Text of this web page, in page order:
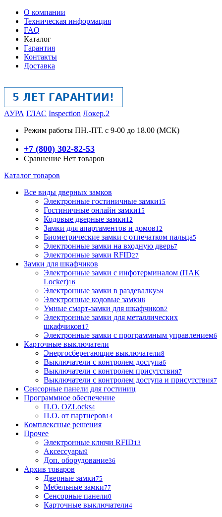
О компании
Техническая информация
FAQ
Каталог
Гарантия
Контакты
Доставка
АУРА ГЛАС Inspection Локер.2
Режим работы ПН.-ПТ. с 9-00 до 18.00 (МСК)
+7 (800) 302-82-53
Сравнение Нет товаров
Каталог товаров
Все виды дверных замков
Электронные гостиничные замки15
Гостиничные онлайн замки15
Кодовые дверные замки12
Замки для апартаментов и домов12
Биометрические замки с отпечатком пальца5
Электронные замки на входную дверь7
Электронные замки RFID27
Замки для шкафчиков
Электронные замки с инфотерминалом (ПАК
Locker)16
Электронные замки в раздевалку59
Электронные кодовые замки8
Умные смарт-замки для шкафчиков2
Электронные замки для металлических
шкафчиков17
Электронные замки с программным управлением6
Карточные выключатели
Энергосберегающие выключатели8
Выключатели с контролем доступа6
Выключатели с контролем присутствия7
Выключатели с контролем доступа и присутствия7
Сенсорные панели для гостиниц
Программное обеспечение
П.О. OZLocks4
П.О. от партнеров14
Комплексные решения
Прочее
Электронные ключи RFID13
Аксессуары9
Доп. оборудование36
Архив товаров
Дверные замки75
Мебельные замки77
Сенсорные панели0
Карточные выключатели4